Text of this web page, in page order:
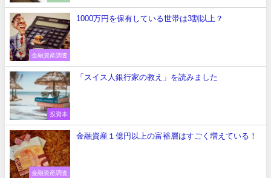
金融資産調査
1000万円を保有している世帯は3割以上？
投資本
「スイス人銀行家の教え」を読みました
金融資産調査
金融資産１億円以上の富裕層はすごく増えている！